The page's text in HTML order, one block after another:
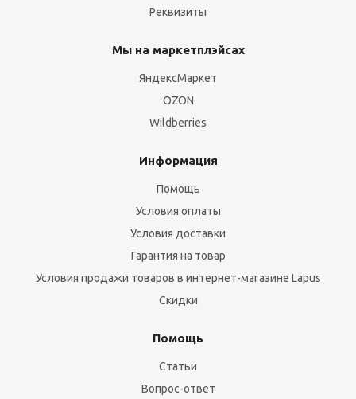
Реквизиты
Мы на маркетплэйсах
ЯндексМаркет
OZON
Wildberries
Информация
Помощь
Условия оплаты
Условия доставки
Гарантия на товар
Условия продажи товаров в интернет-магазине Lapus
Скидки
Помощь
Статьи
Вопрос-ответ